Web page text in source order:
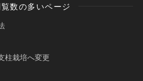
数の多いページ
柱栽培へ変更